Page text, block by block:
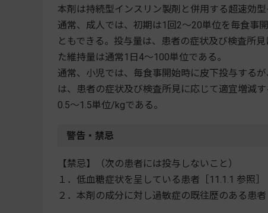
本剤は持続型インスリン製剤と併用する超速効
通常、成人では、初期は1回2～20単位を毎食事
ともできる。投与量は、患者の症状及び検査所
た維持量は通常1日4～100単位である。
通常、小児では、毎食事開始時に皮下投与する
は、患者の症状及び検査所見に応じて適宜増減
0.5～1.5単位/kgである。
警告・禁忌
【禁忌】（次の患者には投与しないこと）
１．低血糖症状を呈している患者［11.1.1 参照］
２．本剤の成分に対し過敏症の既往歴のある患者